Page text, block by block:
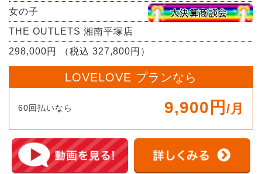
女の子
THE OUTLETS 湘南平塚店
298,000円 （税込 327,800円）
LOVELOVE プランなら
60回払いなら 9,900円 /月